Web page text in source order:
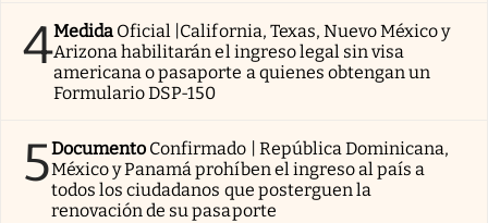
4Medida Oficial |California, Texas, Nuevo México y
Arizona habilitarán el ingreso legal sin visa
americana o pasaporte a quienes obtengan un
Formulario DSP-150
5Documento Confirmado | República Dominicana,
México y Panamá prohíben el ingreso al país a
todos los ciudadanos que posterguen la
renovación de su pasaporte